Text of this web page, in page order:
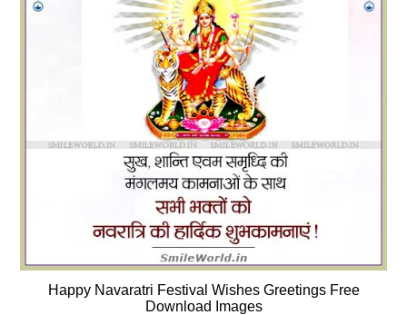
Happy Navaratri Festival Wishes Greetings Free
Download Images